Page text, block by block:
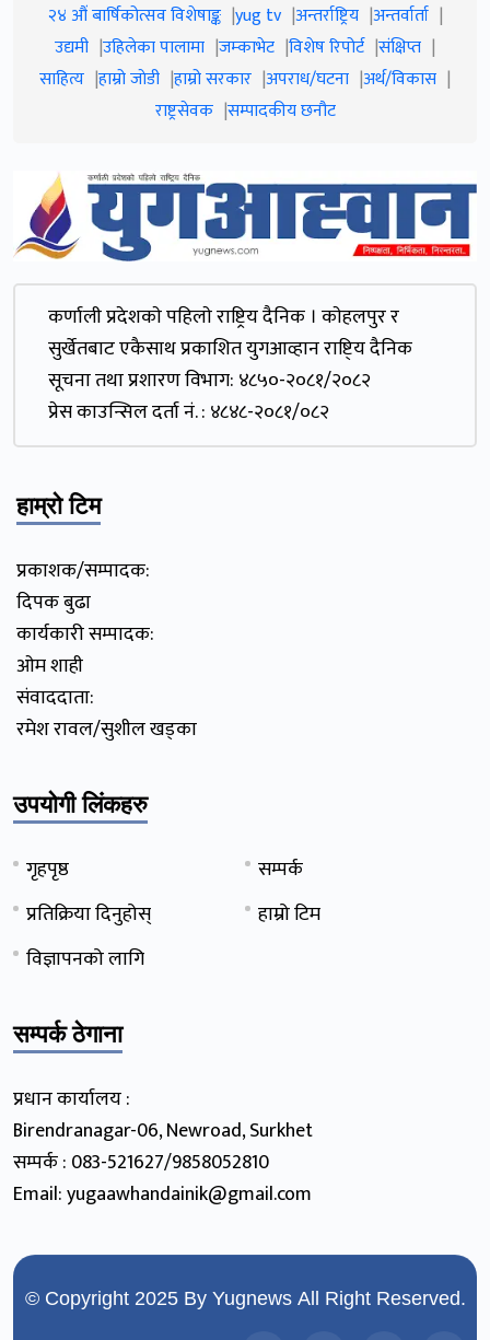
२४ औं बार्षिकोत्सव विशेषाङ्क yug tv अन्तर्राष्ट्रिय अन्तर्वार्ता
उद्यमी उहिलेका पालामा जम्काभेट विशेष रिपोर्ट संक्षिप्त
साहित्य हाम्रो जाेडी हाम्रो सरकार अपराध/घटना अर्थ/विकास
राष्ट्रसेवक सम्पादकीय छनौट
कर्णाली प्रदेशकाे पहिलाे राष्ट्रिय दैनिक । काेहलपुर र
सुर्खेतबाट एकैसाथ प्रकाशित युगआव्हान राष्टि्य दैनिक
सूचना तथा प्रशारण विभाग: ४८५०-२०८१/२०८२
प्रेस काउन्सिल दर्ता नं. : ४८४८-२०८१/०८२
हाम्रो टिम
प्रकाशक/सम्पादक:
दिपक बुढा
कार्यकारी सम्पादक:
ओम शाही
संवाददाता:
रमेश रावल/सुशील खड्का
उपयोगी लिंकहरु
गृहपृष्ठ
सम्पर्क
प्रतिक्रिया दिनुहोस्
हाम्रो टिम
विज्ञापनको लागि
सम्पर्क ठेगाना
प्रधान कार्यालय :
Birendranagar-06, Newroad, Surkhet
सम्पर्क : 083-521627/9858052810
Email: yugaawhandainik@gmail.com
© Copyright 2025 By YugnewsAll Right Reserved.